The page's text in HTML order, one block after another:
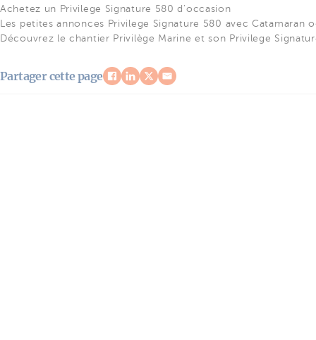
Achetez un Privilege Signature 580 d'occasion
Les petites annonces Privilege Signature 580 avec Catamaran
Découvrez le chantier Privilège Marine et son Privilege
Partager cette page